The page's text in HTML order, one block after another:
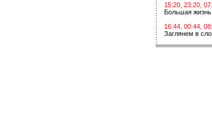
15:20, 23:20,
Большая жизнь
16:44, 00:44,
Заглянем в